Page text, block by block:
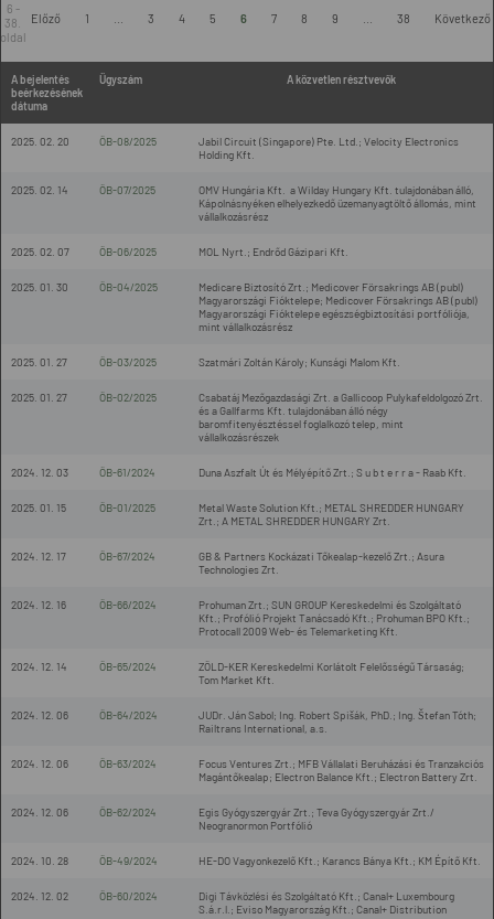
6 -
38.
oldal
Előző 1 3 4 5 6 7 8 9 38 Következő
A bejelentés
beérkezésének
dátuma
Ügyszám A közvetlen résztvevők
2025. 02. 20 ÖB-08/2025
Jabil Circuit (Singapore) Pte. Ltd.; Velocity Electronics
Holding Kft.
2025. 02. 14 ÖB-07/2025
OMV Hungária Kft. a Wilday Hungary Kft. tulajdonában álló,
Kápolnásnyéken elhelyezkedő üzemanyagtöltő állomás, mint
vállalkozásrész
2025. 02. 07 ÖB-06/2025 MOL Nyrt.; Endrőd Gázipari Kft.
2025. 01. 30 ÖB-04/2025
Medicare Biztosító Zrt.; Medicover Försakrings AB (publ)
Magyarországi Fióktelepe; Medicover Försakrings AB (publ)
Magyarországi Fióktelepe egészségbiztosítási portfóliója,
mint vállalkozásrész
2025. 01. 27 ÖB-03/2025 Szatmári Zoltán Károly; Kunsági Malom Kft.
2025. 01. 27 ÖB-02/2025
Csabatáj Mezőgazdasági Zrt. a Gallicoop Pulykafeldolgozó Zrt.
és a Gallfarms Kft. tulajdonában álló négy
baromfitenyésztéssel foglalkozó telep, mint
vállalkozásrészek
2024. 12. 03 ÖB-61/2024 Duna Aszfalt Út és Mélyépítő Zrt.; S u b t e r r a - Raab Kft.
2025. 01. 15 ÖB-01/2025
Metal Waste Solution Kft.; METAL SHREDDER HUNGARY
Zrt.; A METAL SHREDDER HUNGARY Zrt.
2024. 12. 17 ÖB-67/2024
GB & Partners Kockázati Tőkealap-kezelő Zrt.; Asura
Technologies Zrt.
2024. 12. 16 ÖB-66/2024
Prohuman Zrt.; SUN GROUP Kereskedelmi és Szolgáltató
Kft.; Profólió Projekt Tanácsadó Kft.; Prohuman BPO Kft.;
Protocall 2009 Web- és Telemarketing Kft.
2024. 12. 14 ÖB-65/2024
ZÖLD-KER Kereskedelmi Korlátolt Felelősségű Társaság;
Tom Market Kft.
2024. 12. 06 ÖB-64/2024
JUDr. Ján Sabol; Ing. Robert Spišák, PhD.; Ing. Štefan Tóth;
Railtrans International, a.s.
2024. 12. 06 ÖB-63/2024
Focus Ventures Zrt.; MFB Vállalati Beruházási és Tranzakciós
Magántőkealap; Electron Balance Kft.; Electron Battery Zrt.
2024. 12. 06 ÖB-62/2024
Egis Gyógyszergyár Zrt.; Teva Gyógyszergyár Zrt./
Neogranormon Portfólió
2024. 10. 28 ÖB-49/2024 HE-DO Vagyonkezelő Kft.; Karancs Bánya Kft.; KM Építő Kft.
2024. 12. 02 ÖB-60/2024
Digi Távközlési és Szolgáltató Kft.; Canal+ Luxembourg
S.á.r.l.; Eviso Magyarország Kft.; Canal+ Distribution